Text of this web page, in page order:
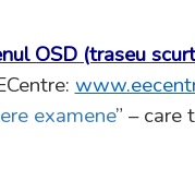
OSD (traseu
examene” – care